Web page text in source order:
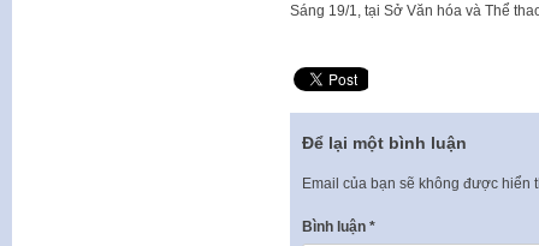
​Sáng 19/1, tại Sở Văn hóa và Thể
Để lại một bình luận
Email của bạn sẽ không được hiển
Bình luận *